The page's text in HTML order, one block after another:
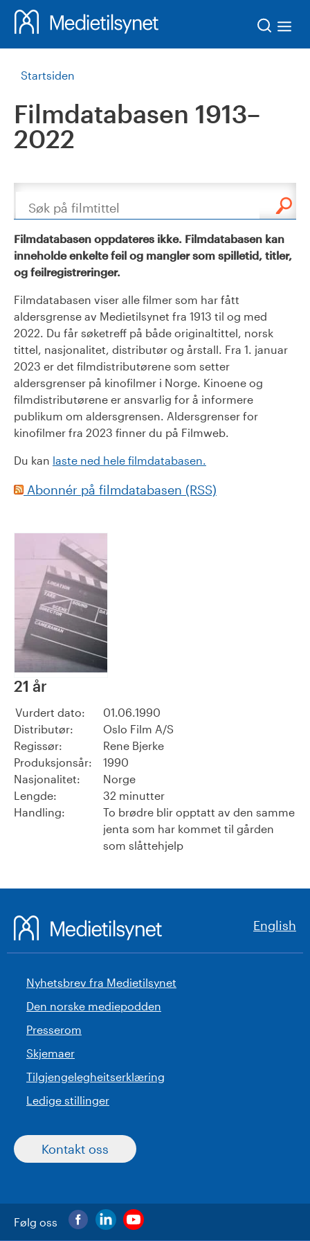
Startsiden
Filmdatabasen 1913–
2022
Søk
Filmdatabasen oppdateres ikke. Filmdatabasen kan
inneholde enkelte feil og mangler som spilletid, titler,
og feilregistreringer.
Filmdatabasen viser alle filmer som har fått
aldersgrense av Medietilsynet fra 1913 til og med
2022. Du får søketreff på både originaltittel, norsk
tittel, nasjonalitet, distributør og årstall. Fra 1. januar
2023 er det filmdistributørene som setter
aldersgrenser på kinofilmer i Norge. Kinoene og
filmdistributørene er ansvarlig for å informere
publikum om aldersgrensen. Aldersgrenser for
kinofilmer fra 2023 finner du på Filmweb.
Du kan laste ned hele filmdatabasen.
Abonnér på filmdatabasen (RSS)
21 år
Vurdert dato:
01.06.1990
Distributør:
Oslo Film A/S
Regissør:
Rene Bjerke
Produksjonsår:
1990
Nasjonalitet:
Norge
Lengde:
32 minutter
Handling:
To brødre blir opptatt av den samme
jenta som har kommet til gården
som slåttehjelp
English
Nyhetsbrev fra Medietilsynet
Den norske mediepodden
Presserom
Skjemaer
Tilgjengelegheitserklæring
Ledige stillinger
Kontakt oss
Følg oss